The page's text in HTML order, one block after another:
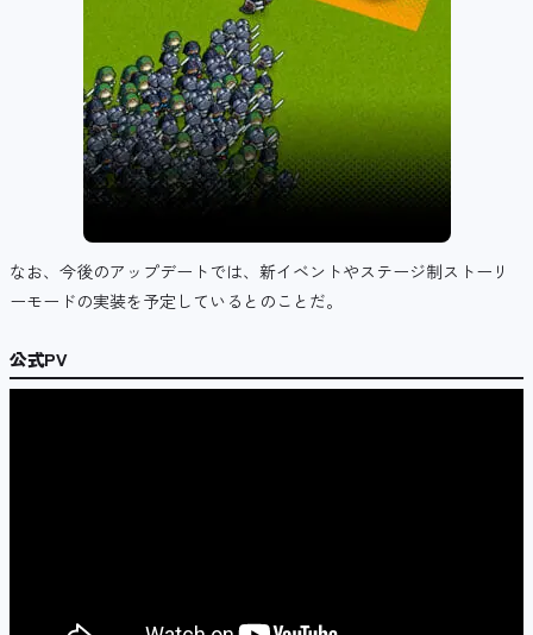
なお、今後のアップデートでは、新イベントやステージ制ストーリ
ーモードの実装を予定しているとのことだ。
公式PV